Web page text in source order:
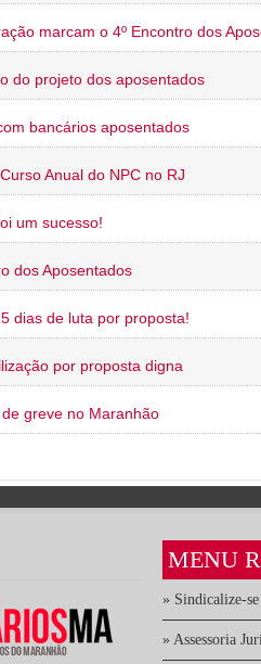
marcam o 4º Encontro dos
do projeto dos aposentados
bancários aposentados
Anual do NPC no RJ
um sucesso!
dos Aposentados
dias de luta por proposta!
por proposta digna
greve no Maranhão
MENU
» Sindicalize-se
» Assessoria